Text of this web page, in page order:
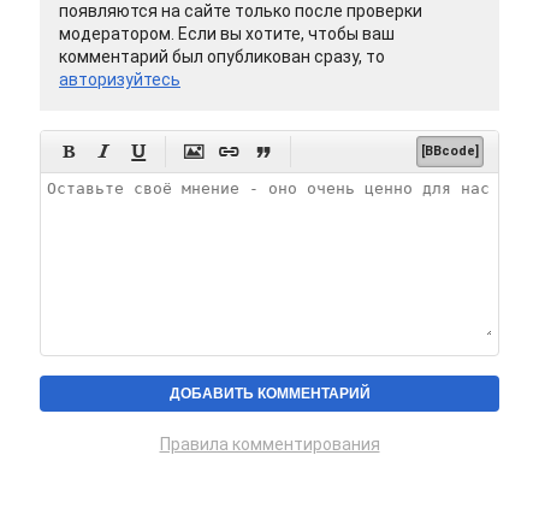
появляются на сайте только после проверки
модератором. Если вы хотите, чтобы ваш
комментарий был опубликован сразу, то
авторизуйтесь
      [BBcode]
Правила комментирования